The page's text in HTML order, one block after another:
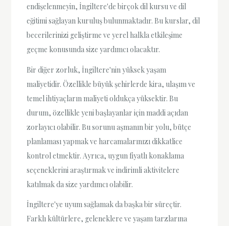
endişelenmeyin, İngiltere'de birçok dil kursu ve dil
eğitimi sağlayan kuruluş bulunmaktadır. Bu kurslar, dil
becerilerinizi geliştirme ve yerel halkla etkileşime
geçme konusunda size yardımcı olacaktır.
Bir diğer zorluk, İngiltere'nin yüksek yaşam
maliyetidir. Özellikle büyük şehirlerde kira, ulaşım ve
temel ihtiyaçların maliyeti oldukça yüksektir. Bu
durum, özellikle yeni başlayanlar için maddi açıdan
zorlayıcı olabilir. Bu sorunu aşmanın bir yolu, bütçe
planlaması yapmak ve harcamalarınızı dikkatlice
kontrol etmektir. Ayrıca, uygun fiyatlı konaklama
seçeneklerini araştırmak ve indirimli aktivitelere
katılmak da size yardımcı olabilir.
İngiltere'ye uyum sağlamak da başka bir süreçtir.
Farklı kültürlere, geleneklere ve yaşam tarzlarına